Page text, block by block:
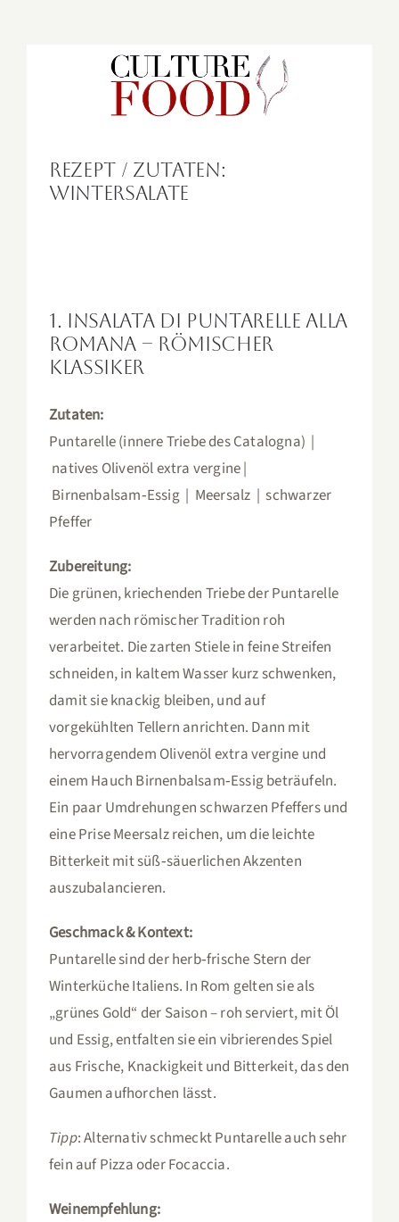
Rezept / Zutaten:
Wintersalate
1. Insalata di Puntarelle alla
Romana – Römischer
Klassiker
Zutaten:
Puntarelle (innere Triebe des Catalogna) |
natives Olivenöl extra vergine |
Birnenbalsam‑Essig | Meersalz | schwarzer
Pfeffer
Zubereitung:
Die grünen, kriechenden Triebe der Puntarelle
werden nach römischer Tradition roh
verarbeitet. Die zarten Stiele in feine Streifen
schneiden, in kaltem Wasser kurz schwenken,
damit sie knackig bleiben, und auf
vorgekühlten Tellern anrichten. Dann mit
hervorragendem Olivenöl extra vergine und
einem Hauch Birnenbalsam‑Essig beträufeln.
Ein paar Umdrehungen schwarzen Pfeffers und
eine Prise Meersalz reichen, um die leichte
Bitterkeit mit süß‑säuerlichen Akzenten
auszubalancieren.
Geschmack & Kontext:
Puntarelle sind der herb‑frische Stern der
Winterküche Italiens. In Rom gelten sie als
„grünes Gold“ der Saison – roh serviert, mit Öl
und Essig, entfalten sie ein vibrierendes Spiel
aus Frische, Knackigkeit und Bitterkeit, das den
Gaumen aufhorchen lässt.
Tipp: Alternativ schmeckt Puntarelle auch sehr
fein auf Pizza oder Focaccia.
Weinempfehlung: